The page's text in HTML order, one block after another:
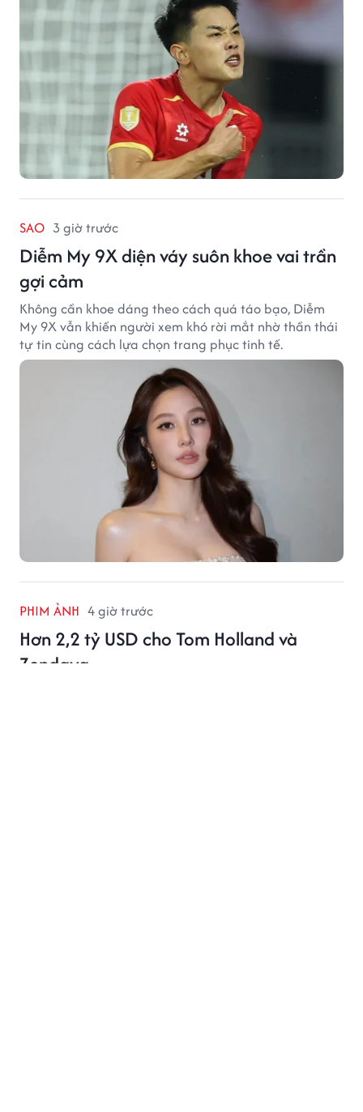
SAO 3 giờ trước
Diễm My 9X diện váy suôn khoe vai trần
gợi cảm
Không cần khoe dáng theo cách quá táo bạo, Diễm
My 9X vẫn khiến người xem khó rời mắt nhờ thần thái
tự tin cùng cách lựa chọn trang phục tinh tế.
PHIM ẢNH 4 giờ trước
Hơn 2,2 tỷ USD cho Tom Holland và
Zendaya